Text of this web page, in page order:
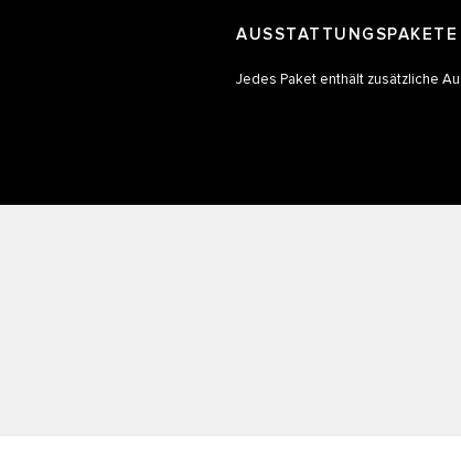
AUSSTATTUNGSPAKETE
Jedes Paket enthält zusätzliche